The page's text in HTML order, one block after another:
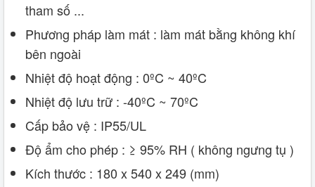
tham số ...
Phương pháp làm mát : làm mát bằng không khí
bên ngoài
Nhiệt độ hoạt động : 0ºC ~ 40ºC
Nhiệt độ lưu trữ : -40ºC ~ 70ºC
Cấp bảo vệ : IP55/UL
Độ ẩm cho phép : ≥ 95% RH ( không ngưng tụ )
Kích thước : 180 x 540 x 249 (mm)